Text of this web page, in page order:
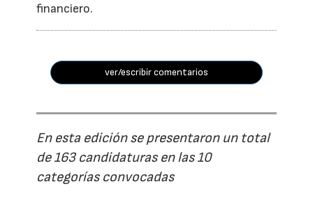
financiero.
ver/escribir comentarios
En esta edición se presentaron un total
de 163 candidaturas en las 10
categorías convocadas